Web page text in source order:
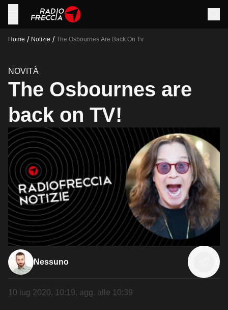
Home / Notizie / The Osbournes Are Back On Tv
NOVITÀ
The Osbournes are
back on TV!
Nessuno
10 lug 2020, 10:19, agg. alle 10:39